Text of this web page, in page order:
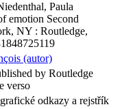
Paula
emotion Second
NY : Routledge,
(autor)
by Routledge
verso
odkazy a rejstřík